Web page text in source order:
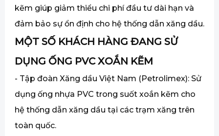
kẽm giúp giảm thiểu chi phí đầu tư dài hạn và
đảm bảo sự ổn định cho hệ thống dẫn xăng dầu.
MỘT SỐ KHÁCH HÀNG ĐANG SỬ
DỤNG ỐNG PVC XOẮN KẼM
- Tập đoàn Xăng dầu Việt Nam (Petrolimex): Sử
dụng ống nhựa PVC trong suốt xoắn kẽm cho
hệ thống dẫn xăng dầu tại các trạm xăng trên
toàn quốc.